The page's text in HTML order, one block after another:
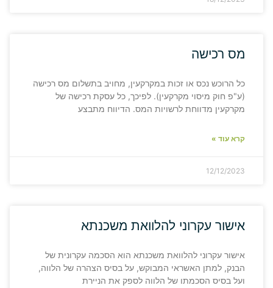
מס רכישה
כל הרוכש נכס או זכות במקרקעין, מחויב בתשלום מס רכישה
(ע"פ חוק מיסוי מקרקעין). לפיכך, כל עסקת רכישה של
מקרקעין מדווחת לרשויות המס. הדיווח מתבצע
קרא עוד »
12/12/2023
אישור עקרוני להלוואת משכנתא
אישור עקרוני להלוואת משכנתא הוא הסכמה עקרונית של
הבנק, למתן האשראי המבוקש, על בסיס הצהרה של הלווה,
ועל בסיס הסכמתו של הלווה לספק את הניירת